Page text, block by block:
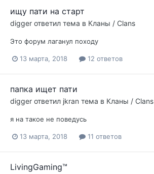
ищу пати на старт
digger ответил тема в Кланы / Clans
Это форум лаганул походу
13 марта, 2018 12 ответов
папка ищет пати
digger ответил jkran тема в Кланы / Clans
я на такое не поведусь
13 марта, 2018 11 ответов
LivingGaming™